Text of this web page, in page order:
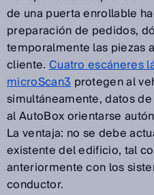
de una puerta enrollable
preparación de pedidos,
temporalmente las piezas
cliente. Cuatro escáneres
microScan3protegen al
simultáneamente, datos
al AutoBox orientarse
La ventaja: no se debe
existente del edificio, tal
anteriormente con los
conductor.